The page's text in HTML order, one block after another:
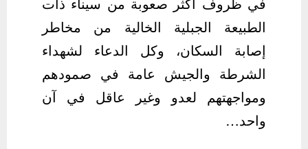
الطبيعة الجبلية الخالية من مخاطر
إصابة السكان، وكل الدعاء لشهداء
الشرطة والجيش عامة في صمودهم
ومواجهتهم لعدو وغير عاقل في آن
واحد…